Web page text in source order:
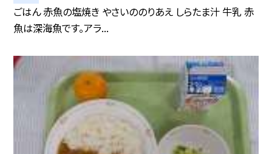
ごはん 赤魚の塩焼き やさいののりあえ しらたま汁 牛乳 赤
魚は深海魚です。アラ...